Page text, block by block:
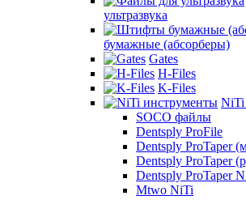
ультразвука
бумажные (абсорберы)
Gates
H-Files
K-Files
NiTi
SOCO файлы
Dentsply ProFile
Dentsply ProTaper
Dentsply ProTaper
Dentsply ProTaper
Mtwo NiTi